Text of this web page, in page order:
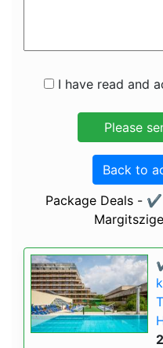
I have read and
Back to
Package Deals - ✔️